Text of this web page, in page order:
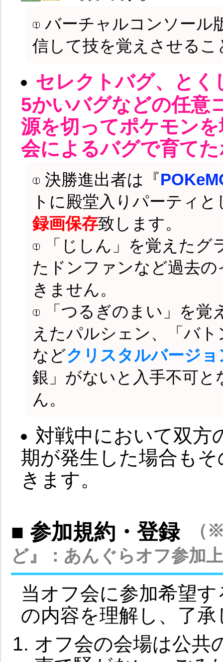
バーチャルコンソール
信して技を覚えさせるこ
セレクトバグ、とく
5かいバグなどの任意
源を切ってポケモン
会によるバグで育て
決勝進出者は『
トに殿堂入りパーティ
録画保存致します。
「じしん」を覚えたグ
たドンファンなど過去
きません。
「つるぎのまい」を覚
えたパルシェン、「バ
などクリスタルバージョ
銀」がないと入手不可
ん。
対戦中において双方
期が発生した場合も
きます。
■ 参加規約・登録
（
ど』：あんぐらオフ参加
当オフ会に参加希望
の内容を理解し、了
オフ会の会場は公共